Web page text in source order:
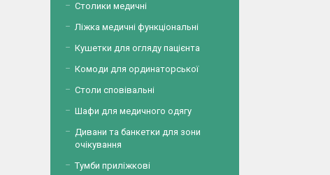
Столики медичні
Ліжка медичні функціональні
Кушетки для огляду пацієнта
Комоди для ординаторської
Столи сповівальні
Шафи для медичного одягу
Дивани та банкетки для зони
очікування
Тумби приліжкові